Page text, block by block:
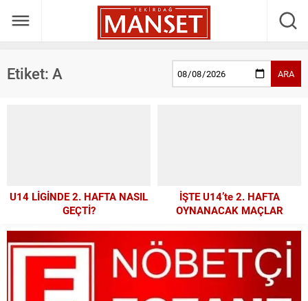
Etiket: A ARA
U14 LİGİNDE 2. HAFTA NASIL
GEÇTİ?
İŞTE U14’te 2. HAFTA
OYNANACAK MAÇLAR